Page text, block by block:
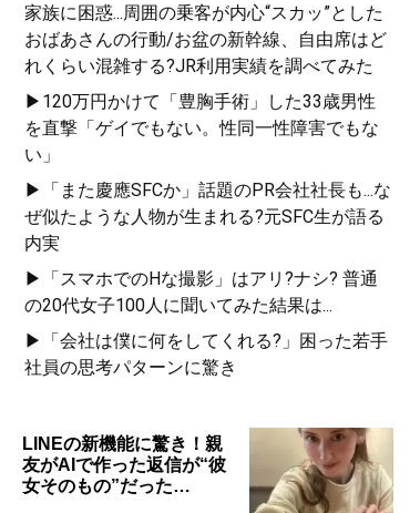
家族に困惑...周囲の乗客が内心“スカッ”とした
おばあさんの行動/お盆の新幹線、自由席はど
れくらい混雑する?JR利用実績を調べてみた
▶120万円かけて「豊胸手術」した33歳男性
を直撃「ゲイでもない。性同一性障害でもな
い」
▶「また慶應SFCか」話題のPR会社社長も...な
ぜ似たような人物が生まれる?元SFC生が語る
内実
▶「スマホでのHな撮影」はアリ?ナシ? 普通
の20代女子100人に聞いてみた結果は...
▶「会社は僕に何をしてくれる?」困った若手
社員の思考パターンに驚き
LINEの新機能に驚き！親
友がAIで作った返信が“彼
女そのもの”だった…